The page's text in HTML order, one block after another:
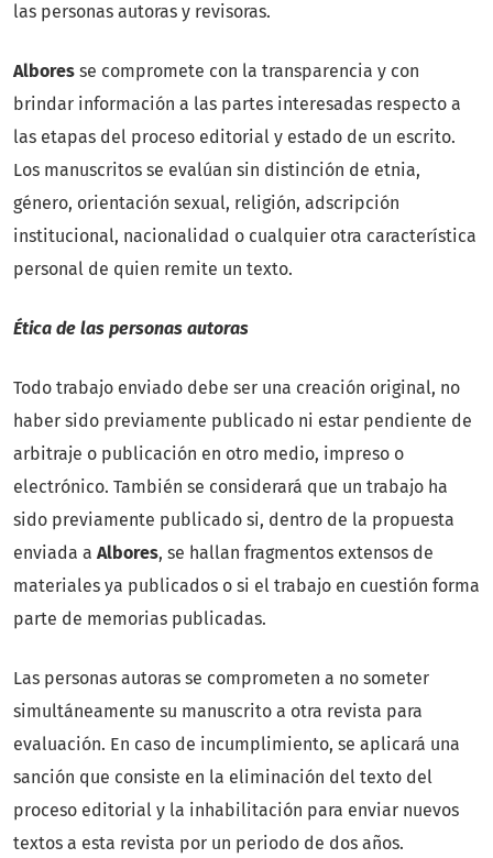
las personas autoras y revisoras.
Albores se compromete con la transparencia y con
brindar información a las partes interesadas respecto a
las etapas del proceso editorial y estado de un escrito.
Los manuscritos se evalúan sin distinción de etnia,
género, orientación sexual, religión, adscripción
institucional, nacionalidad o cualquier otra característica
personal de quien remite un texto.
Ética de las personas autoras
Todo trabajo enviado debe ser una creación original, no
haber sido previamente publicado ni estar pendiente de
arbitraje o publicación en otro medio, impreso o
electrónico. También se considerará que un trabajo ha
sido previamente publicado si, dentro de la propuesta
enviada a Albores, se hallan fragmentos extensos de
materiales ya publicados o si el trabajo en cuestión forma
parte de memorias publicadas.
Las personas autoras se comprometen a no someter
simultáneamente su manuscrito a otra revista para
evaluación. En caso de incumplimiento, se aplicará una
sanción que consiste en la eliminación del texto del
proceso editorial y la inhabilitación para enviar nuevos
textos a esta revista por un periodo de dos años.